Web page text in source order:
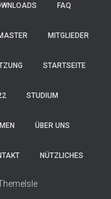
FAQ
MITGLIEDER
STARTSEITE
STUDIUM
ÜBER UNS
NÜTZLICHES